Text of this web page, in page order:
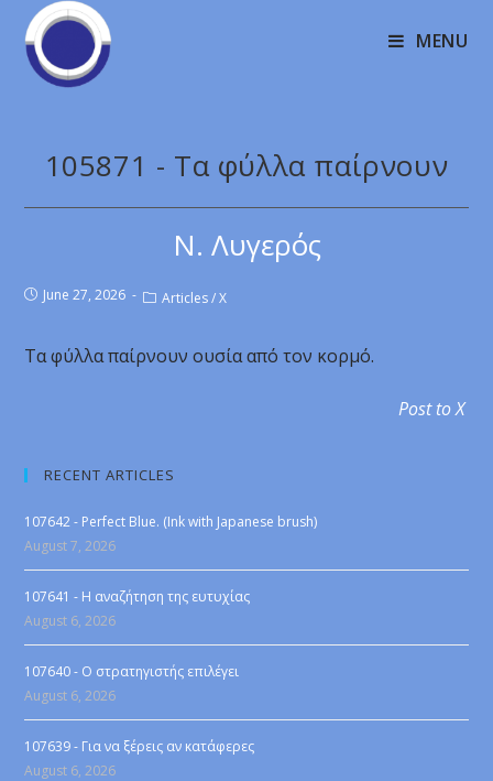
MENU
105871 - Τα φύλλα παίρνουν
Ν. Λυγερός
June 27, 2026 Articles / X
Τα φύλλα παίρνουν ουσία από τον κορμό.
Post to X
RECENT ARTICLES
107642 - Perfect Blue. (Ink with Japanese brush)
August 7, 2026
107641 - Η αναζήτηση της ευτυχίας
August 6, 2026
107640 - Ο στρατηγιστής επιλέγει
August 6, 2026
107639 - Για να ξέρεις αν κατάφερες
August 6, 2026